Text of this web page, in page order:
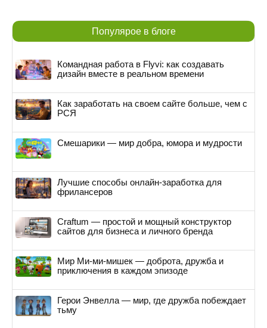
Популярое в блоге
Командная работа в Flyvi: как создавать
дизайн вместе в реальном времени
Как заработать на своем сайте больше, чем с
РСЯ
Смешарики — мир добра, юмора и мудрости
Лучшие способы онлайн-заработка для
фрилансеров
Craftum — простой и мощный конструктор
сайтов для бизнеса и личного бренда
Мир Ми-ми-мишек — доброта, дружба и
приключения в каждом эпизоде
Герои Энвелла — мир, где дружба побеждает
тьму